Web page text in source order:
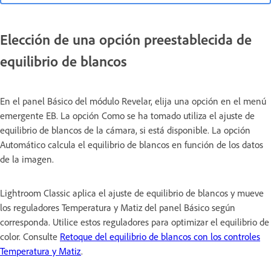
Elección de una opción preestablecida de
equilibrio de blancos
En el panel Básico del módulo Revelar, elija una opción en el menú
emergente EB. La opción Como se ha tomado utiliza el ajuste de
equilibrio de blancos de la cámara, si está disponible. La opción
Automático calcula el equilibrio de blancos en función de los datos
de la imagen.
Lightroom Classic aplica el ajuste de equilibrio de blancos y mueve
los reguladores Temperatura y Matiz del panel Básico según
corresponda. Utilice estos reguladores para optimizar el equilibrio de
color. Consulte Retoque del equilibrio de blancos con los controles
Temperatura y Matiz.